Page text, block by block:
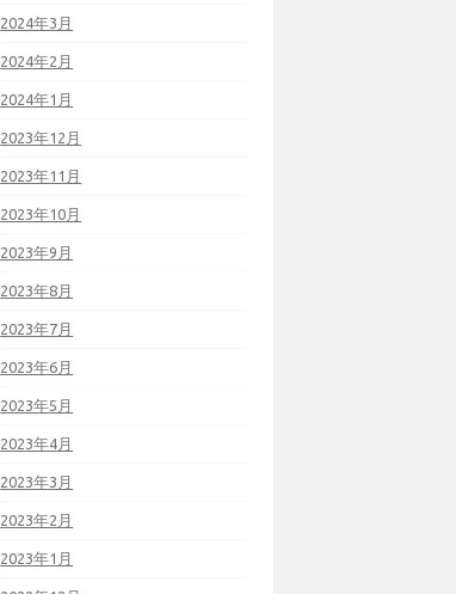
2024年3月
2024年2月
2024年1月
2023年12月
2023年11月
2023年10月
2023年9月
2023年8月
2023年7月
2023年6月
2023年5月
2023年4月
2023年3月
2023年2月
2023年1月